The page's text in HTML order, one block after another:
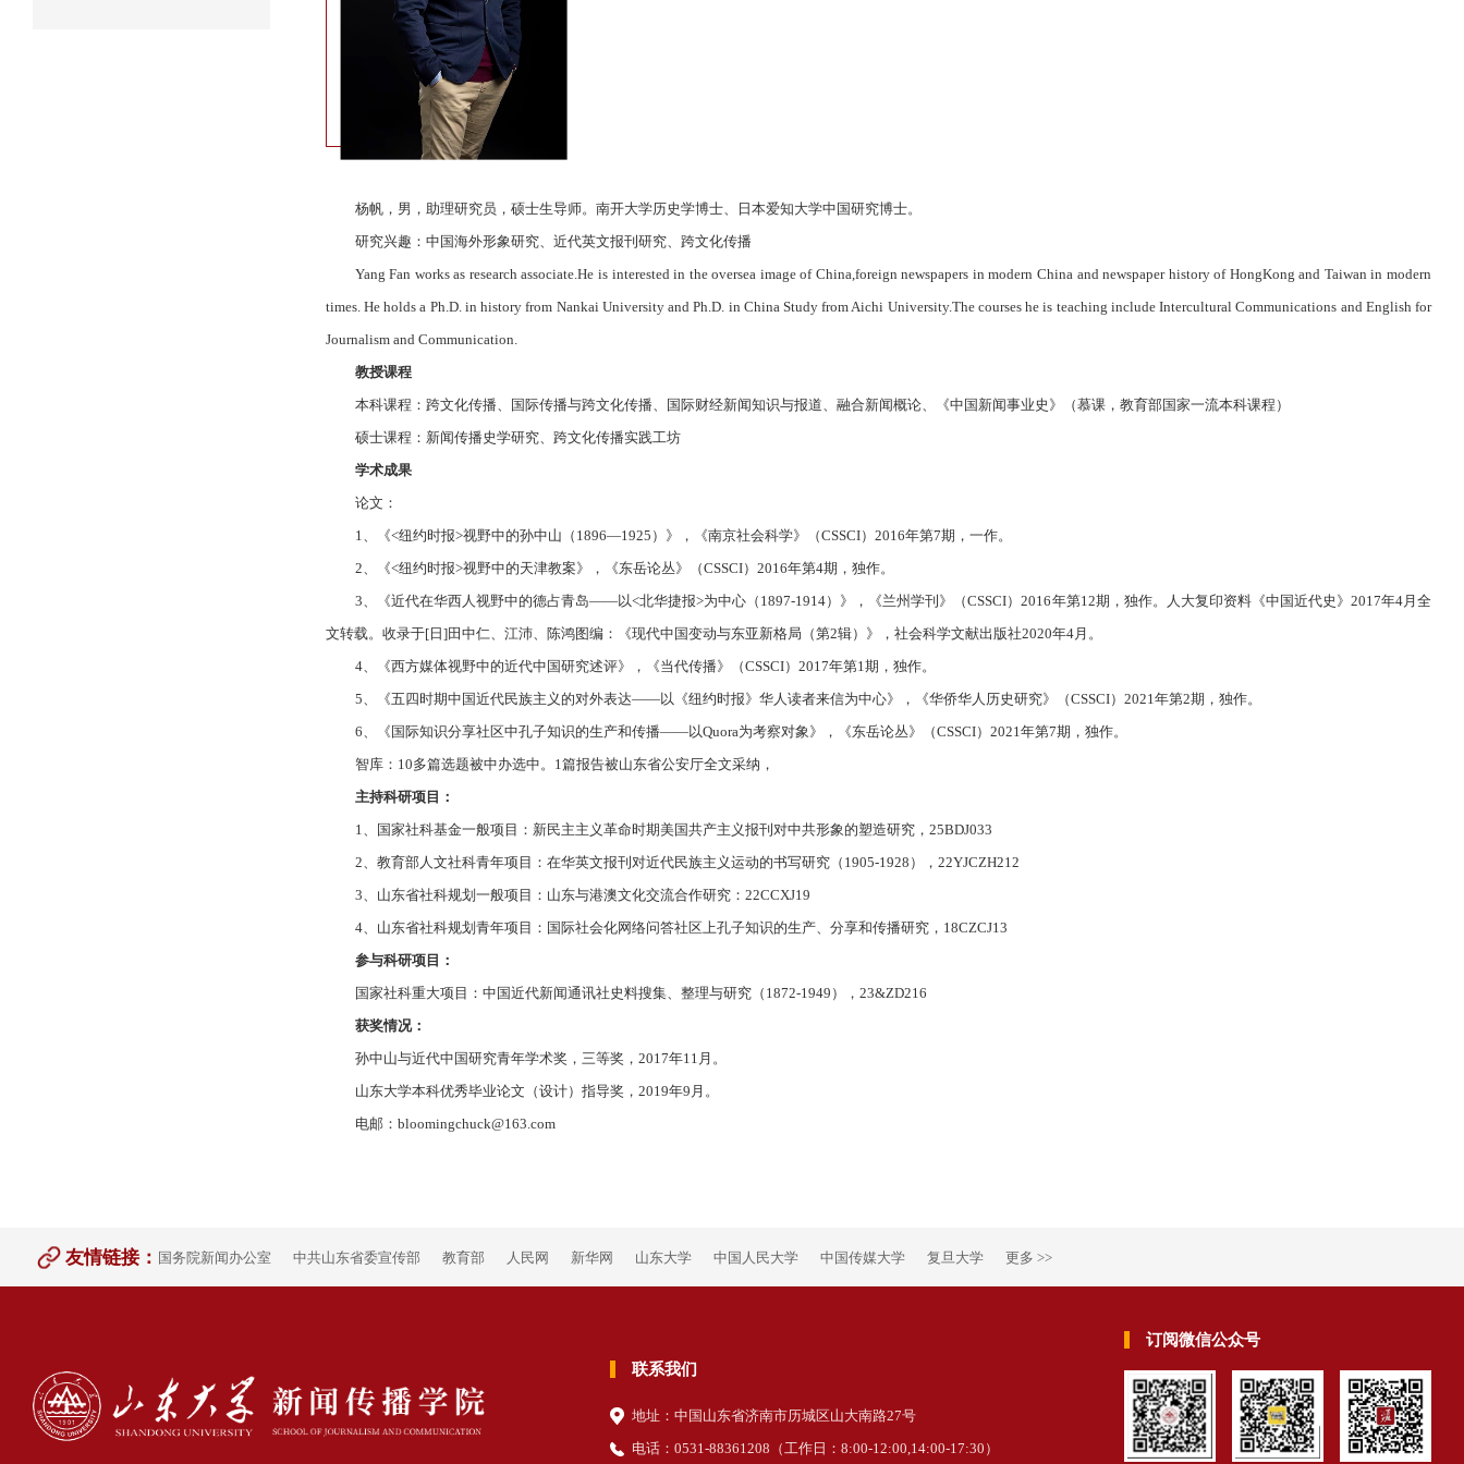
杨帆，男，助理研究员，硕士生导师。南开大学历史学博士、日本爱知大学中国研究博士。
研究兴趣：中国海外形象研究、近代英文报刊研究、跨文化传播
Yang Fan works as research associate.He is interested in the oversea image of China,foreign newspapers in modern China and newspaper history of HongKong and Taiwan in modern
times. He holds a Ph.D. in history from Nankai University and Ph.D. in China Study from Aichi University.The courses he is teaching include Intercultural Communications and English for
Journalism and Communication.
教授课程
本科课程：跨文化传播、国际传播与跨文化传播、国际财经新闻知识与报道、融合新闻概论、《中国新闻事业史》（慕课，教育部国家一流本科课程）
硕士课程：新闻传播史学研究、跨文化传播实践工坊
学术成果
论文：
1、《<纽约时报>视野中的孙中山（1896—1925）》，《南京社会科学》（CSSCI）2016年第7期，一作。
2、《<纽约时报>视野中的天津教案》，《东岳论丛》（CSSCI）2016年第4期，独作。
3、《近代在华西人视野中的德占青岛——以<北华捷报>为中心（1897-1914）》，《兰州学刊》（CSSCI）2016年第12期，独作。人大复印资料《中国近代史》2017年4月全
文转载。收录于[日]田中仁、江沛、陈鸿图编：《现代中国变动与东亚新格局（第2辑）》，社会科学文献出版社2020年4月。
4、《西方媒体视野中的近代中国研究述评》，《当代传播》（CSSCI）2017年第1期，独作。
5、《五四时期中国近代民族主义的对外表达——以《纽约时报》华人读者来信为中心》，《华侨华人历史研究》（CSSCI）2021年第2期，独作。
6、《国际知识分享社区中孔子知识的生产和传播——以Quora为考察对象》，《东岳论丛》（CSSCI）2021年第7期，独作。
智库：10多篇选题被中办选中。1篇报告被山东省公安厅全文采纳，
主持科研项目：
1、国家社科基金一般项目：新民主主义革命时期美国共产主义报刊对中共形象的塑造研究，25BDJ033
2、教育部人文社科青年项目：在华英文报刊对近代民族主义运动的书写研究（1905-1928），22YJCZH212
3、山东省社科规划一般项目：山东与港澳文化交流合作研究：22CCXJ19
4、山东省社科规划青年项目：国际社会化网络问答社区上孔子知识的生产、分享和传播研究，18CZCJ13
参与科研项目：
国家社科重大项目：中国近代新闻通讯社史料搜集、整理与研究（1872-1949），23&ZD216
获奖情况：
孙中山与近代中国研究青年学术奖，三等奖，2017年11月。
山东大学本科优秀毕业论文（设计）指导奖，2019年9月。
电邮：bloomingchuck@163.com
友情链接： 国务院新闻办公室 中共山东省委宣传部 教育部 人民网 新华网 山东大学 中国人民大学 中国传媒大学 复旦大学 更多 >>
联系我们
地址：中国山东省济南市历城区山大南路27号
电话：0531-88361208（ 工作日 ：8:00-12:00,14:00-17:30 ）
订阅微信公众号